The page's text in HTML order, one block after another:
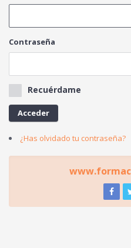
Contraseña
Recuérdame
Acceder
¿Has olvidado tu contraseña?